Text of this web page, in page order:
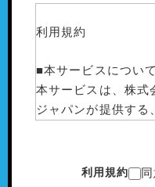
利⽤規約
■本サービスについて
本サービスは、株式
ジャパンが提供する
会員登録をしてい
利用規約